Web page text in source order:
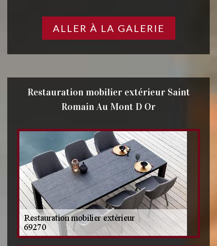
ALLER À LA GALERIE
Restauration mobilier extérieur Saint
Romain Au Mont D Or